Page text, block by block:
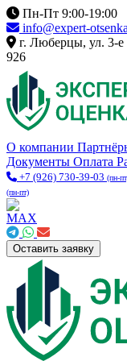
Пн-Пт 9:00-19:00
info@expert-
г. Люберцы, ул. 3-е
926
О компании
Документы Оплата
+7 (926) 730-39-03 (пн-
(пн-пт)
Оставить заявку